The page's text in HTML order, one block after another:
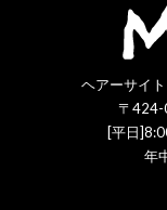
ヘアーサイ
〒424-
[平日
年